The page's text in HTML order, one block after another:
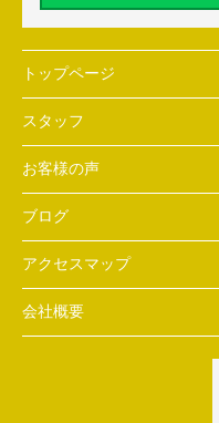
トップページ
スタッフ
お客様の声
ブログ
アクセスマップ
会社概要